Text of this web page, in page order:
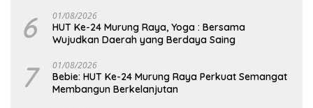
6 01/08/2026
HUT Ke-24 Murung Raya, Yoga : Bersama
Wujudkan Daerah yang Berdaya Saing
7 01/08/2026
Bebie: HUT Ke-24 Murung Raya Perkuat Semangat
Membangun Berkelanjutan